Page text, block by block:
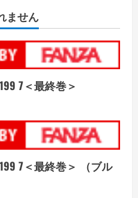
ません
7＜最終巻＞
7＜最終巻＞ （ブル